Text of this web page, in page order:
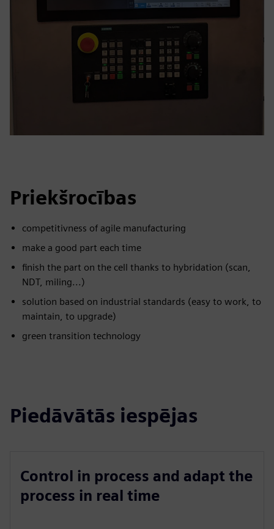
Priekšrocības
competitivness of agile manufacturing
make a good part each time
finish the part on the cell thanks to hybridation (scan,
NDT, miling...)
solution based on industrial standards (easy to work, to
maintain, to upgrade)
green transition technology
Piedāvātās iespējas
Control in process and adapt the
process in real time